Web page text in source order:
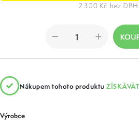
2 300 Kč bez DPH
Nákupem tohoto produktu
Výrobce